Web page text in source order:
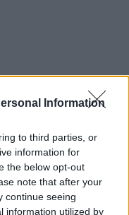
Information
to third parties, or
information for
the below opt-out
note that after your
continue seeing
information utilized by